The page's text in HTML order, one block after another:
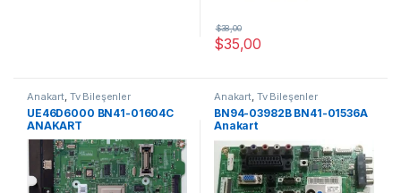
$35,00
$38,00
Anakart, Tv Bileşenler
UE46D6000 BN41-01604C
ANAKART
Anakart, Tv Bileşenler
BN94-03982B BN41-01536A
Anakart